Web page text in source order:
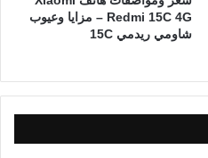
Redmi 15C 4G – مزايا وعيوب
شاومي ريدمي 15C